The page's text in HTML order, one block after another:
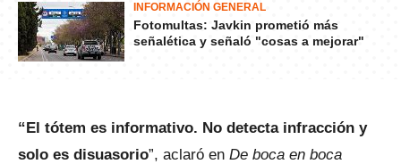
INFORMACIÓN GENERAL
Fotomultas: Javkin prometió más
señalética y señaló "cosas a mejorar"
“El tótem es informativo. No detecta infracción y
solo es disuasorio”, aclaró en De boca en boca